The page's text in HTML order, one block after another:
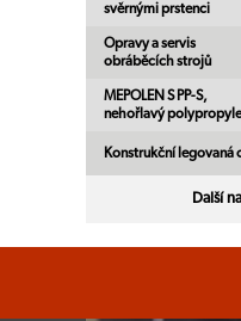
svěrnými prstenci
Opravy a servis
obráběcích strojů
MEPOLEN S PP-S,
nehořlavý
Konstrukční legovaná
Další